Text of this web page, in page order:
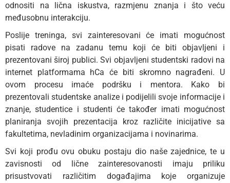
odnositi na lična iskustva, razmjenu znanja i što veću
međusobnu interakciju.
Poslije treninga, svi zainteresovani će imati mogućnost
pisati radove na zadanu temu koji će biti objavljeni i
prezentovani široj publici. Svi objavljeni studentski radovi na
internet platformama hCa će biti skromno nagrađeni. U
ovom procesu imaće podršku i mentora. Kako bi
prezentovali studentske analize i podijelili svoje informacije i
znanje, studentice i studenti će također imati mogućnost
planiranja svojih prezentacija kroz različite inicijative sa
fakultetima, nevladinim organizacijama i novinarima.
Svi koji prođu ovu obuku postaju dio naše zajednice, te u
zavisnosti od lične zainteresovanosti imaju priliku
prisustvovati različitim događajima koje organizuje